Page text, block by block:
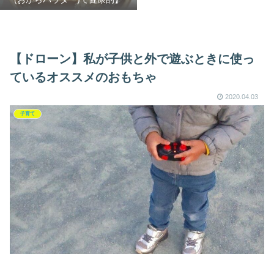
【ドローン】私が子供と外で遊ぶときに使っ
ているオススメのおもちゃ
2020.04.03
子育て